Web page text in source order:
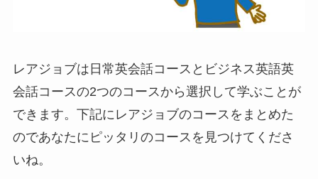
レアジョブは日常英会話コースとビジネス英語英
会話コースの2つのコースから選択して学ぶことが
できます。下記にレアジョブのコースをまとめた
のであなたにピッタリのコースを見つけてくださ
いね。